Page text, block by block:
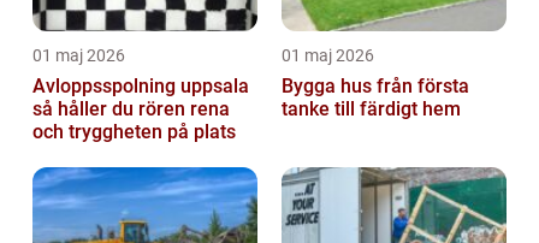
01 maj 2026
Avloppsspolning uppsala
så håller du rören rena
och tryggheten på plats
01 maj 2026
Bygga hus från första
tanke till färdigt hem